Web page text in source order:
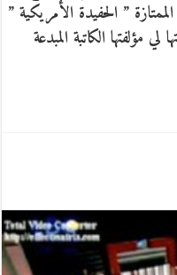
” الحفيدة الأمريكية ”
الكاتبة المبدعة